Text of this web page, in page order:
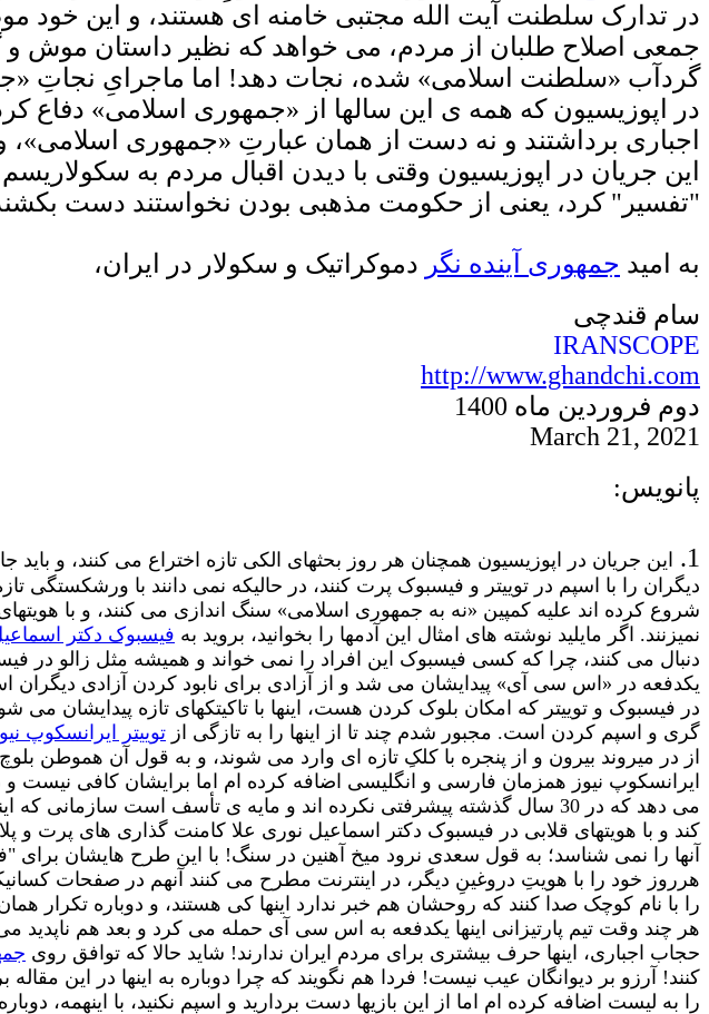
در تدارک سلطنت آیت الله مجتبی خامنه ای هستند، و این خود
جمعی اصلاح طلبان از مردم، می خواهد که نظیر داستان موش
گردآب «سلطنت اسلامی» شده، نجات دهد! اما ماجرایِ نجاتِ
در اپوزیسیون که همه ی این سالها از «جمهوری اسلامی»
اجباری برداشتند و نه دست از همان عبارتِ «جمهوری اسلامی»،
این جریان در اپوزیسیون وقتی با دیدن اقبال مردم به
"تفسیر" کرد، یعنی از حکومت مذهبی بودن نخواستند دست بکشند،
به امید جمهوری آینده نگر دموکراتیک و سکولار در ایران،
سام قندچی
IRANSCOPE
http://www.ghandchi.com
دوم فروردین ماه 1400
March 21, 2021
پانویس:
1.
این جریان در اپوزیسیون همچنان هر روز بحثهای الکی تازه اختراع می کنند، و
دیگران را با اسپم در توییتر و فیسبوک پرت کنند، در حالیکه نمی دانند با ورشکستگی
شروع کرده اند علیه کمپین «نه به جمهوری اسلامی» سنگ اندازی می کنند، و با
نمیزنند. اگر مایلید نوشته های امثال این آدمها را بخوانید، بروید به فیسبوک دکتر
یکدفعه در «اس سی آی» پیدایشان می شد و از آزادی برای نابود کردن آزادی
در فیسبوک و توییتر که امکان بلوک کردن هست، اینها با تاکیتکهای تازه پیدایشان می
گری و اسپم کردن است. مجبور شدم چند تا از اینها را به تازگی از توییتر ایرانسکوپ
از در میروند بیرون و از پنجره با کلکِ تازه ای وارد می شوند، و به قول آن هموطن
ایرانسکوپ نیوز همزمان فارسی و انگلیسی اضافه کرده ام اما برایشان کافی نیست و
می دهد که در 30 سال گذشته پیشرفتی نکرده اند و مایه ی تأسف است
کند و با هویتهای قلابی در فیسبوک دکتر اسماعیل نوری علا کامنت گذاری های پرت و
آنها را نمی شناسد؛ به قول سعدی نرود میخ آهنین در سنگ! با این طرح هایشان برای
هرروز خود را با هویتِ دروغینِ دیگر، در اینترنت مطرح می کنند آنهم در صفحات
را با نام کوچک صدا کنند که روحشان هم خبر ندارد اینها کی هستند، و دوباره تکرار
حجاب اجباری، اینها حرف بیشتری برای مردم ایران ندارند! شاید حالا که توافق روی
کنند! آرزو بر دیوانگان عیب نیست! فردا هم نگویند که چرا دوباره به اینها در این
را به لیست اضافه کرده ام اما از این بازیها دست بردارید و اسپم نکنید، با اینهمه،